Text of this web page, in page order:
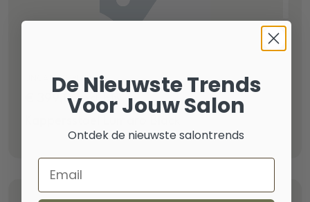
UNCATEGORIZED
399,00excl. btw
De Nieuwste Trends
Voor Jouw Salon
Ontdek de nieuwste salontrends
Email